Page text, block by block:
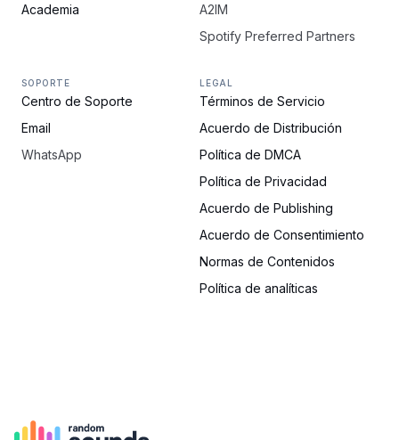
Academia
A2IM
Spotify Preferred Partners
SOPORTE
Centro de Soporte
Email
WhatsApp
LEGAL
Términos de Servicio
Acuerdo de Distribución
Política de DMCA
Política de Privacidad
Acuerdo de Publishing
Acuerdo de Consentimiento
Normas de Contenidos
Política de analíticas